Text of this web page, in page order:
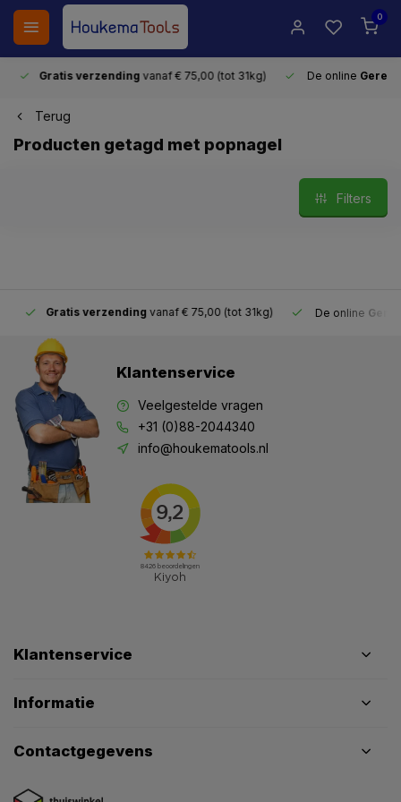
0
Gratis verzendingvanaf € 75,00 (tot 31kg) De online
Terug
Producten getagd met popnagel
Filters
Gratis verzendingvanaf € 75,00 (tot 31kg) De online
Klantenservice
Veelgestelde vragen
+31 (0)88-2044340
info@houkematools.nl
Klantenservice
Informatie
Contactgegevens